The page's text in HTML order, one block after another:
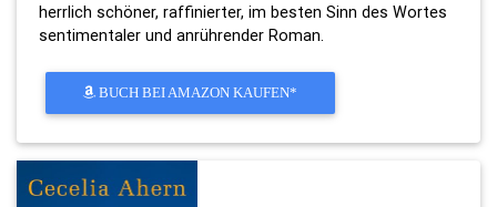
herrlich schöner, raffinierter, im besten Sinn des Wortes
sentimentaler und anrührender Roman.
BUCH BEI AMAZON KAUFEN*